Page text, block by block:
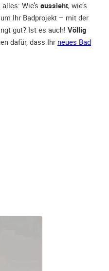
Wie’s aussieht, wie’s
Ihr Badprojekt – mit der
gut? Ist es auch! Völlig
dafür, dass Ihr neues Bad